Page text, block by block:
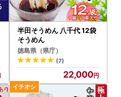
半田そうめん 八千代 12袋
そうめん
徳島県（県庁）
(7)
22,000